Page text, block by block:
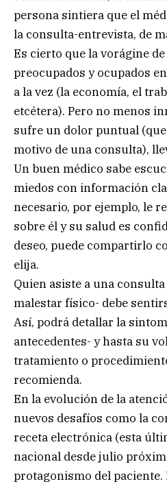
persona sintiera que el
la consulta-entrevista, de
Es cierto que la vorágine
preocupados y ocupados
a la vez (la economía, el
etcétera). Pero no menos
sufre un dolor puntual
motivo de una consulta),
Un buen médico sabe
miedos con información
necesario, por ejemplo, le
sobre él y su salud es
deseo, puede compartirlo
elija.
Quien asiste a una
malestar físico- debe
Así, podrá detallar la
antecedentes- y hasta su
tratamiento o
recomienda.
En la evolución de la
nuevos desafíos como la
receta electrónica (esta
nacional desde julio
protagonismo del paciente.